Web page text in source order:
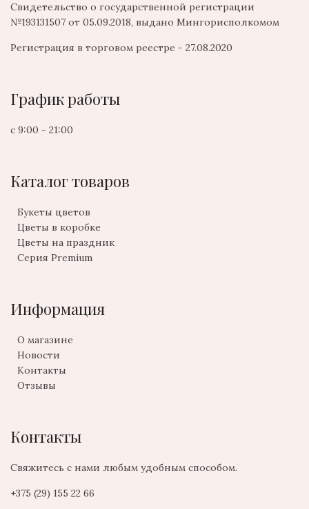
Свидетельство о государственной регистрации
№193131507 от 05.09.2018, выдано Мингорисполкомом
Регистрация в торговом реестре - 27.08.2020
График работы
с 9:00 - 21:00
Каталог товаров
Букеты цветов
Цветы в коробке
Цветы на праздник
Серия Premium
Информация
О магазине
Новости
Контакты
Отзывы
Контакты
Свяжитесь с нами любым удобным способом.
+375 (29) 155 22 66